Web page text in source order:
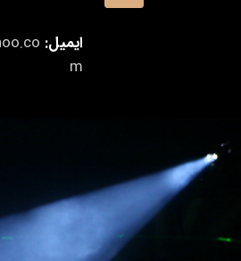
ایمیل:
m